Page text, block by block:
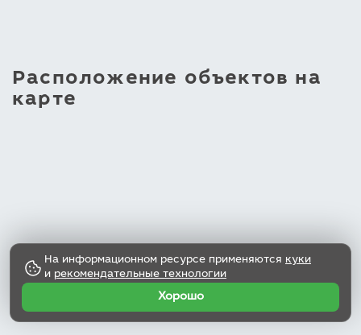
На информационном ресурсе применяются куки
и рекомендательные технологии
Хорошо
Расположение объектов на
карте